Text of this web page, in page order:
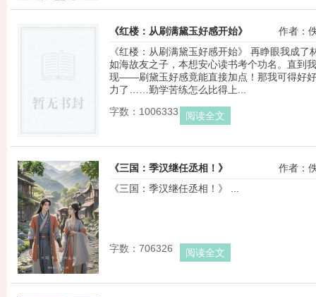
《红楼：从刷满黛玉好感开始》
作者：
《红楼：从刷满黛玉好感开始》 再睁眼我成了
如海故友之子，本想安心读书考个功名。直到
现——刷黛玉好感竟能直接加点！那我可得好
力了……勤学苦练怎么比得上...
字数：1006333
阅读全文
《三国：季汉继任丞相！》
作者：
《三国：季汉继任丞相！》 ...
字数：706326 阅读全文